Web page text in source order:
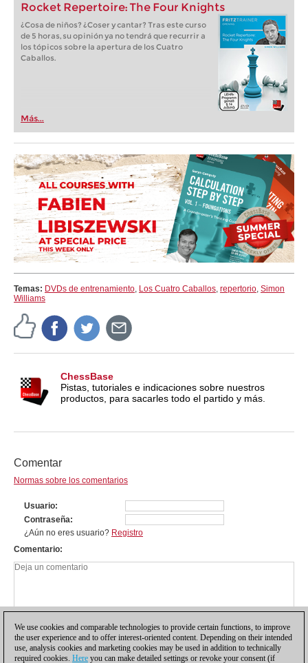
Rocket Repertoire: The Four Knights
¿Cosa de niños? ¿Coser y cantar? Tras este curso
de 5 horas, su opinión ya no tendrá que recurrir a
los tópicos sobre la apertura de los Cuatro
Caballos.
Más...
Temas: DVDs de entrenamiento, Los Cuatro Caballos, repertorio, Simon
Williams
ChessBase
Pistas, tutoriales e indicaciones sobre nuestros
productos, para sacarles todo el partido y más.
Comentar
Normas sobre los comentarios
Usuario
Contraseña
¿Aún no eres usuario? Registro
Comentario
We use cookies and comparable technologies to provide certain functions, to improve
the user experience and to offer interest-oriented content. Depending on their intended
use, analysis cookies and marketing cookies may be used in addition to technically
required cookies. Here you can make detailed settings or revoke your consent (if